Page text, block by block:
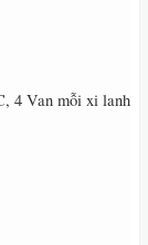
4 Van mỗi xi lanh